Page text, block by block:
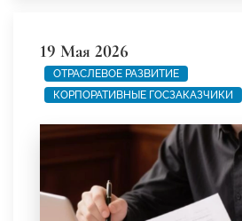
19 Мая 2026
ОТРАСЛЕВОЕ РАЗВИТИЕ
КОРПОРАТИВНЫЕ ГОСЗАКАЗЧИКИ